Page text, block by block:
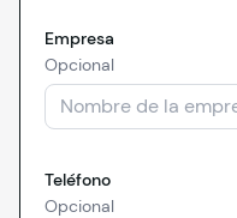
Empresa
Opcional
Teléfono
Opcional